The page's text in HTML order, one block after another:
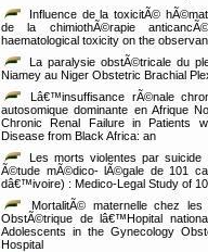
Influence de la toxicitÃ©
de la chimiothÃ©rapie
haematological toxicity on the
La paralysie obstÃ©tricale du
Niamey au Niger Obstetric Brachial
Lâ€™insuffisance rÃ©nale
autosomique dominante en Afrique
Chronic Renal Failure in Patients
Disease from Black Africa: an
Les morts violentes par
Ã©tude mÃ©dico- lÃ©gale de 101
dâ€™ivoire) : Medico-Legal Study of
MortalitÃ© maternelle chez
ObstÃ©trique de lâ€™Hopital
Adolescents in the Gynecology
Hospital